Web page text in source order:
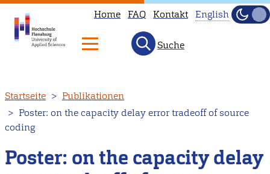
zum
Inhalt
Home FAQ Kontakt
available
English.
Head
English
Hell
Suche
Startseite
Publikationen
Poster: on the capacity delay error tradeoff of source
coding
Poster: on the capacity delay